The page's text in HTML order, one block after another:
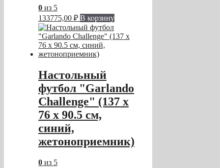
0 из 5
133775,00 ₽ В корзину
Настольный
футбол "Garlando
Challenge" (137 x
76 x 90.5 см,
синий,
жетоноприемник)
0 из 5